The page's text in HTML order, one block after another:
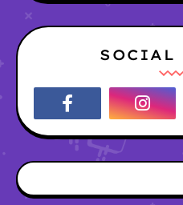
SOCIAL